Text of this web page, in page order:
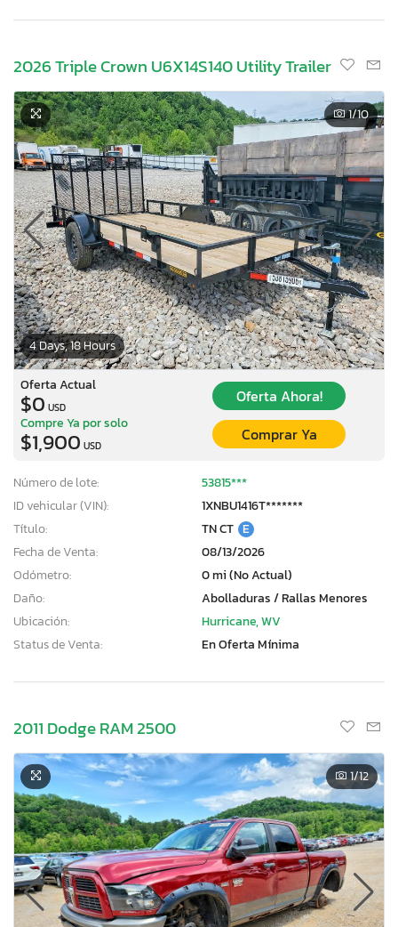
2026 Triple Crown U6X14S140 Utility Trailer
4 Days, 18 Hours
1/10
Oferta Actual
$0 USD
Oferta Ahora!
Compre Ya por solo
$1,900 USD
Comprar Ya
Número de lote:
53815***
ID vehicular (VIN):
1XNBU1416T*******
Título:
TN CT E
Fecha de Venta:
08/13/2026
Odómetro:
0 mi (No Actual)
Daño:
Abolladuras / Rallas Menores
Ubicación:
Hurricane, WV
Status de Venta:
En Oferta Mínima
2011 Dodge RAM 2500
1/12